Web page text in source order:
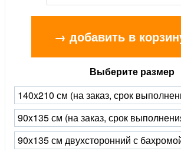
→ добавить в
Выберите размер